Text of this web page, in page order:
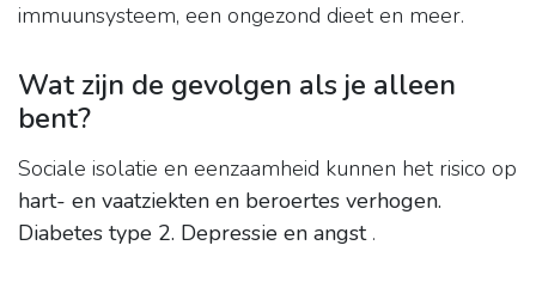
immuunsysteem, een ongezond dieet en meer.
Wat zijn de gevolgen als je alleen
bent?
Sociale isolatie en eenzaamheid kunnen het risico op
hart- en vaatziekten en beroertes verhogen.
Diabetes type 2. Depressie en angst.